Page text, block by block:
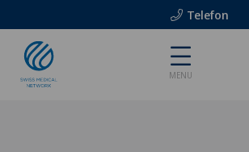
Telefon
MENU